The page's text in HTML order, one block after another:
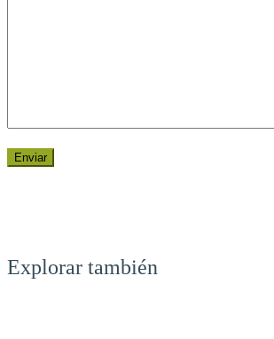
Explorar también